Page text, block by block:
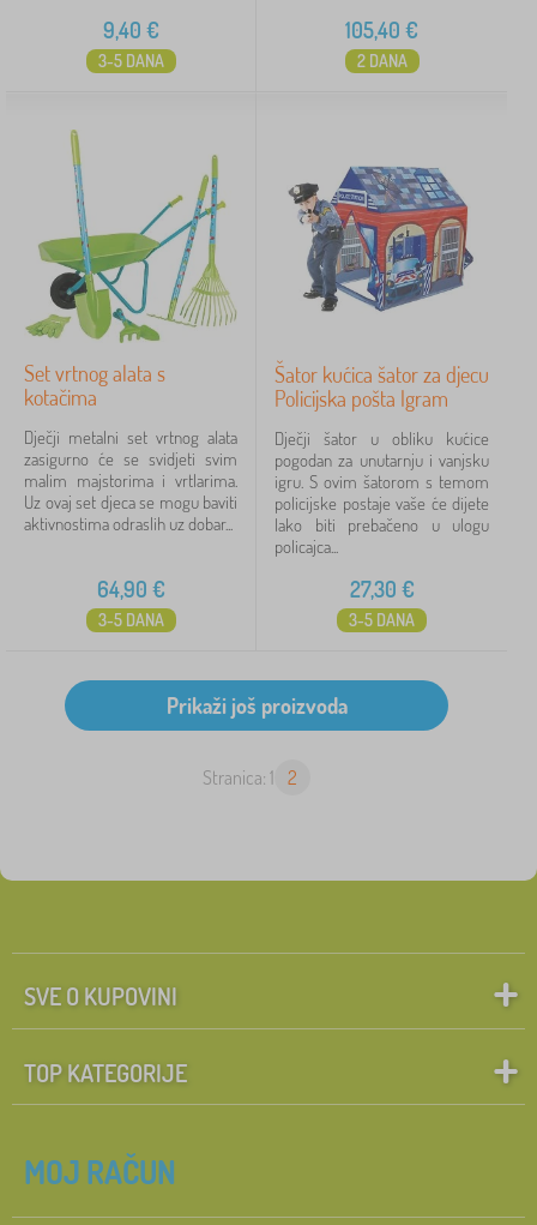
9,40 €
3-5 DANA
105,40 €
2 DANA
Set vrtnog alata s
kotačima
Dječji metalni set vrtnog alata
zasigurno će se svidjeti svim
malim majstorima i vrtlarima.
Uz ovaj set djeca se mogu baviti
aktivnostima odraslih uz dobar...
64,90 €
3-5 DANA
Šator kućica šator za djecu
Policijska pošta Igram
Dječji šator u obliku kućice
pogodan za unutarnju i vanjsku
igru. S ovim šatorom s temom
policijske postaje vaše će dijete
lako biti prebačeno u ulogu
policajca...
27,30 €
3-5 DANA
Stranica: 1 2
SVE O KUPOVINI
TOP KATEGORIJE
MOJ RAČUN